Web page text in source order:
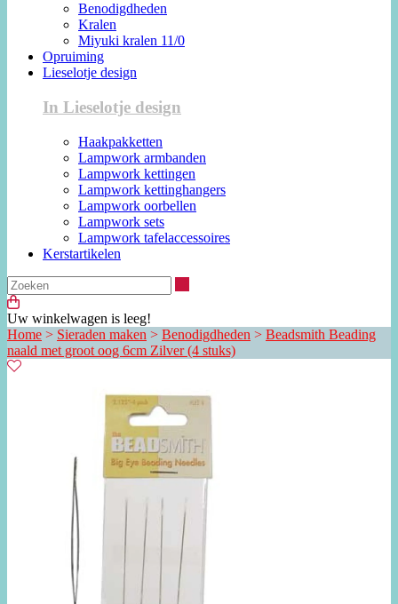
Benodigdheden
Kralen
Miyuki kralen 11/0
Opruiming
Lieselotje design
In Lieselotje design
Haakpakketten
Lampwork armbanden
Lampwork kettingen
Lampwork kettinghangers
Lampwork oorbellen
Lampwork sets
Lampwork tafelaccessoires
Kerstartikelen
Uw winkelwagen is leeg!
Home > Sieraden maken > Benodigdheden > Beadsmith Beading
naald met groot oog 6cm Zilver (4 stuks)